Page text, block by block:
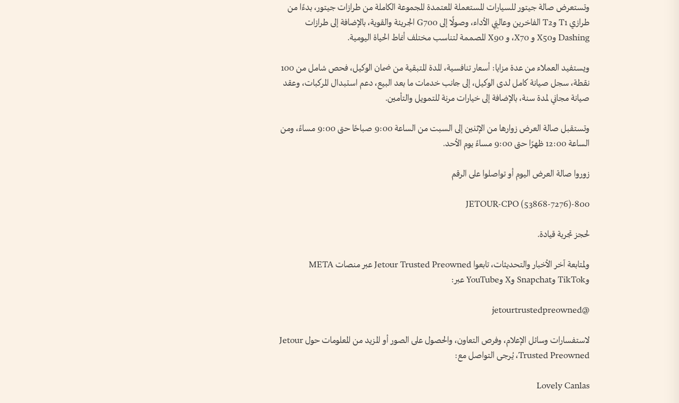
وتستعرض صالة جيتور للسيارات المستعملة المعتمدة المجموعة الكاملة من طرازات جيتور، بدءًا من
طرازي T1 وT2 الفاخرين وعاليَي الأداء، وصولًا إلى G700 الجريئة والقوية، بالإضافة إلى طرازات
Dashing وX50 و X70، و X90 المصممة لتناسب مختلف أنماط الحياة اليومية.
ويستفيد العملاء من عدة مزايا: أسعار تنافسية، المدة المتبقية من ضمان الوكيل، فحص شامل من 100
نقطة، سجل صيانة كامل لدى الوكيل، إلى جانب خدمات ما بعد البيع، دعم استبدال المركبات، وعقد
صيانة مجاني لمدة سنة، بالإضافة إلى خيارات مرنة للتمويل والتأمين.
وتستقبل صالة العرض زوارها من الإثنين إلى السبت من الساعة 9:00 صباحًا حتى 9:00 مساءً، ومن
الساعة 12:00 ظهرًا حتى 9:00 مساءً يوم الأحد.
زوروا صالة العرض اليوم أو تواصلوا على الرقم
800-JETOUR-CPO (53868-7276)
لحجز تجربة قيادة.
ولمتابعة آخر الأخبار والتحديثات، تابعوا Jetour Trusted Preowned عبر منصات META
وTikTok وSnapchat وX وYouTube عبر:
@jetourtrustedpreowned
لاستفسارات وسائل الإعلام، وفرص التعاون، والحصول على الصور أو المزيد من المعلومات حول Jetour
Trusted Preowned، يُرجى التواصل مع:
Lovely Canlas